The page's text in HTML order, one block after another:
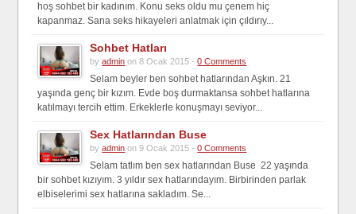
hoş sohbet bir kadınım. Konu seks oldu mu çenem hiç
kapanmaz. Sana seks hikayeleri anlatmak için çıldırıy...
Sohbet Hatları
byadmin on 8 Ocak 2015 -0 Comments
Selam beyler ben sohbet hatlarından Aşkın. 21
yaşında genç bir kızım. Evde boş durmaktansa sohbet hatlarına
katılmayı tercih ettim. Erkeklerle konuşmayı seviyor...
Sex Hatlarından Buse
byadmin on 9 Ocak 2015 -0 Comments
Selam tatlım ben sex hatlarından Buse 22 yaşında
bir sohbet kızıyım. 3 yıldır sex hatlarındayım. Birbirinden parlak
elbiselerimi sex hatlarına sakladım. Se...